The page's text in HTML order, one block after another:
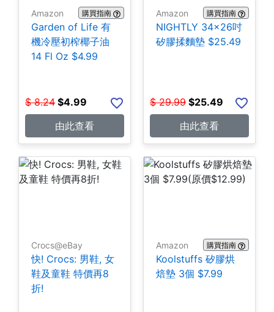
Amazon 購買指南
Garden of Life 有
機冷壓初榨椰子油
14 Fl Oz $4.99
$ 8.24 $4.99
由此查看
Amazon 購買指南
NIGHTLY 34x26吋
矽膠揉麵墊 $25.49
$ 29.99 $25.49
由此查看
Crocs@eBay
快! Crocs: 男鞋, 女
鞋及童鞋 特價再8
折!
Amazon 購買指南
Koolstuffs 矽膠烘
焙墊 3個 $7.99